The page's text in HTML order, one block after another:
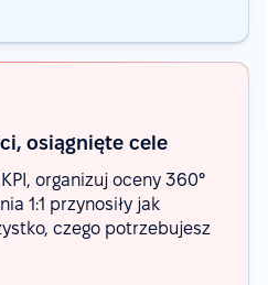
osiągnięte cele
organizuj oceny 360°
1:1 przynosiły jak
czego potrzebujesz